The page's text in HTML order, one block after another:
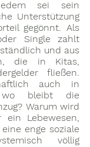
sei sein
Unterstützung
gegönnt. Als
Single zahlt
und aus
die in Kitas,
fließen.
auch in
wo bleibt die
Warum wird
Lebewesen,
enge soziale
völlig